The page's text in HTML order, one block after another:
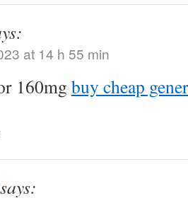
at 14 h 55 min
160mg buy cheap
says: